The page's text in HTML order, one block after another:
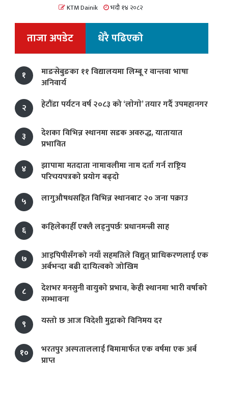
KTM Dainik भदौ १४ २०८२
ताजा अपडेट धेरै पढिएको
१
माङसेबुङका ११ विद्यालयमा लिम्बू र वान्तवा भाषा
अनिवार्य
२
हेटौंडा पर्यटन वर्ष २०८३ को ‘लाेगाे’ तयार गर्दै उपमहानगर
३
देशका विभिन्न स्थानमा सडक अवरुद्ध, यातायात
प्रभावित
४
झापामा मतदाता नामावलीमा नाम दर्ता गर्न राष्ट्रिय
परिचयपत्रको प्रयोग बढ्दो
५
लागुऔषधसहित विभिन्न स्थानबाट २० जना पक्राउ
६ कहिलेकाहीँ एक्लै लड्नुपर्छः प्रधानमन्त्री साह
७
आइपिपीसँगको नयाँ सहमतिले विद्युत् प्राधिकरणलाई एक
अर्बभन्दा बढी दायित्वको जोखिम
८
देशभर मनसुनी वायुको प्रभाव, केही स्थानमा भारी वर्षाको
सम्भावना
९
यस्तो छ आज विदेशी मुद्राको विनिमय दर
१०
भरतपुर अस्पताललाई बिमामार्फत एक वर्षमा एक अर्ब
प्राप्त